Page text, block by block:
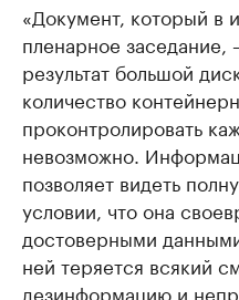
«Документ, который в
пленарное
результат большой
количество
проконтролировать
невозможно.
позволяет видеть
условии, что она
достоверными
ней теряется всякий
дезинформацию и